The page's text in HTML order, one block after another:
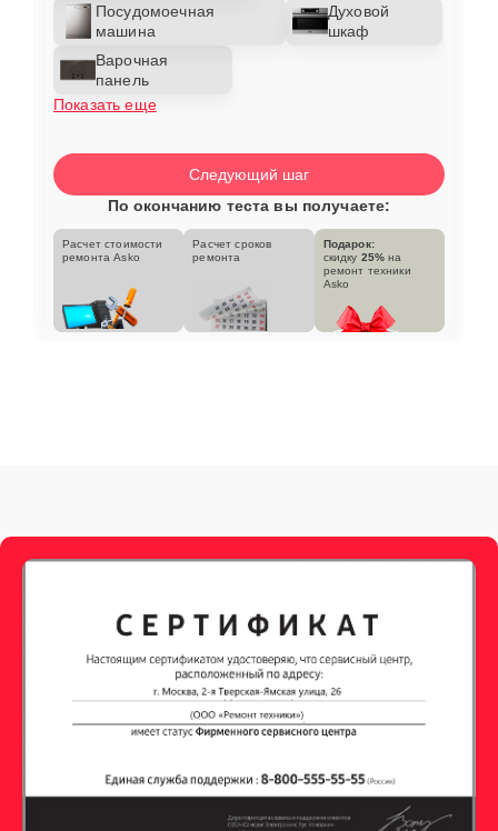
Посудомоечная
машина
Духовой
шкаф
Варочная
панель
Показать еще
Следующий шаг
По окончанию теста вы получаете:
Расчет стоимости
ремонта Asko
Расчет сроков
ремонта
Подарок:
скидку 25% на
ремонт техники
Asko